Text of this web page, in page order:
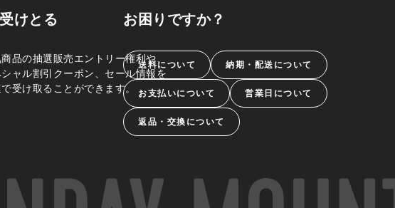
けとる
商品の抽選販売エントリー権利や、
シャル割引クーポン、セール情報を
受け取ることができます。
お困りですか？
送料について 納期・配送について
お支払いについて 営業日について
返品・交換について